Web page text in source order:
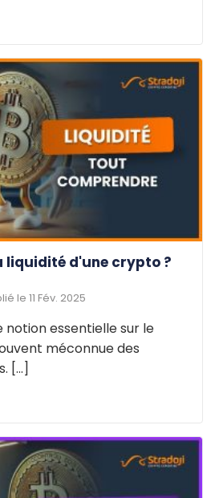
liquidité d'une crypto ?
le 11 Fév. 2025
notion essentielle sur le
méconnue des
[...]